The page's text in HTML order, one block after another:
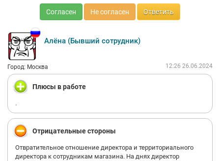
Согласен Не согласен Ответить
Алёна (Бывший сотрудник)
Город: Москва 12:26 26.06.2024
Плюсы в работе
.
Отрицательные стороны
Отвратительное отношение директора и территориального
директора к сотрудникам магазина. На днях директор